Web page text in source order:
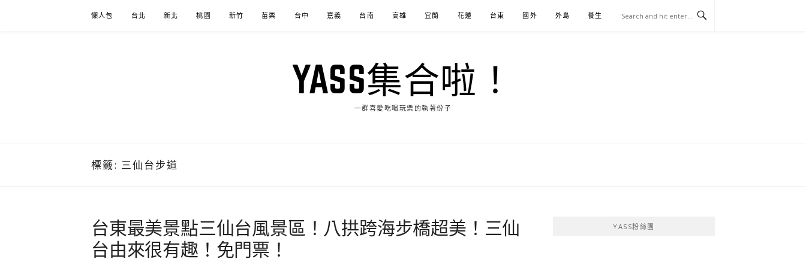
懶人包 台北 新北 桃園 新竹 苗栗 台中 嘉義 台南 高雄 宜蘭 花蓮 台東 國外 外島 養生 伴手禮
YASS集合啦！
一群喜愛吃喝玩樂的執著份子
標籤: 三仙台步道
台東最美景點三仙台風景區！八拱跨海步橋超美！三仙
台由來很有趣！免門票！
YASS粉絲團